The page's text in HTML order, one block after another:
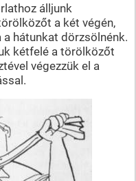
álljunk
a két végén,
hátunkat dörzsölnénk.
kétfelé a törölközőt
végezzük el a